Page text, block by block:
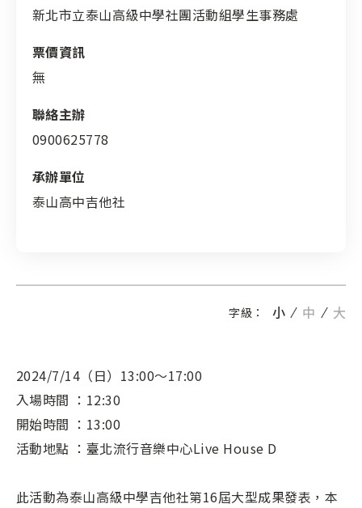
新北市立泰山高級中學社團活動組學生事務處
票價資訊
無
聯絡主辦
0900625778
承辦單位
泰山高中吉他社
字級： 小 中 大
2024/7/14（日）13:00～17:00
入場時間 ：12:30
開始時間 ：13:00
活動地點 ：臺北流行音樂中心Live House D
此活動為泰山高級中學吉他社第16屆大型成果發表，本